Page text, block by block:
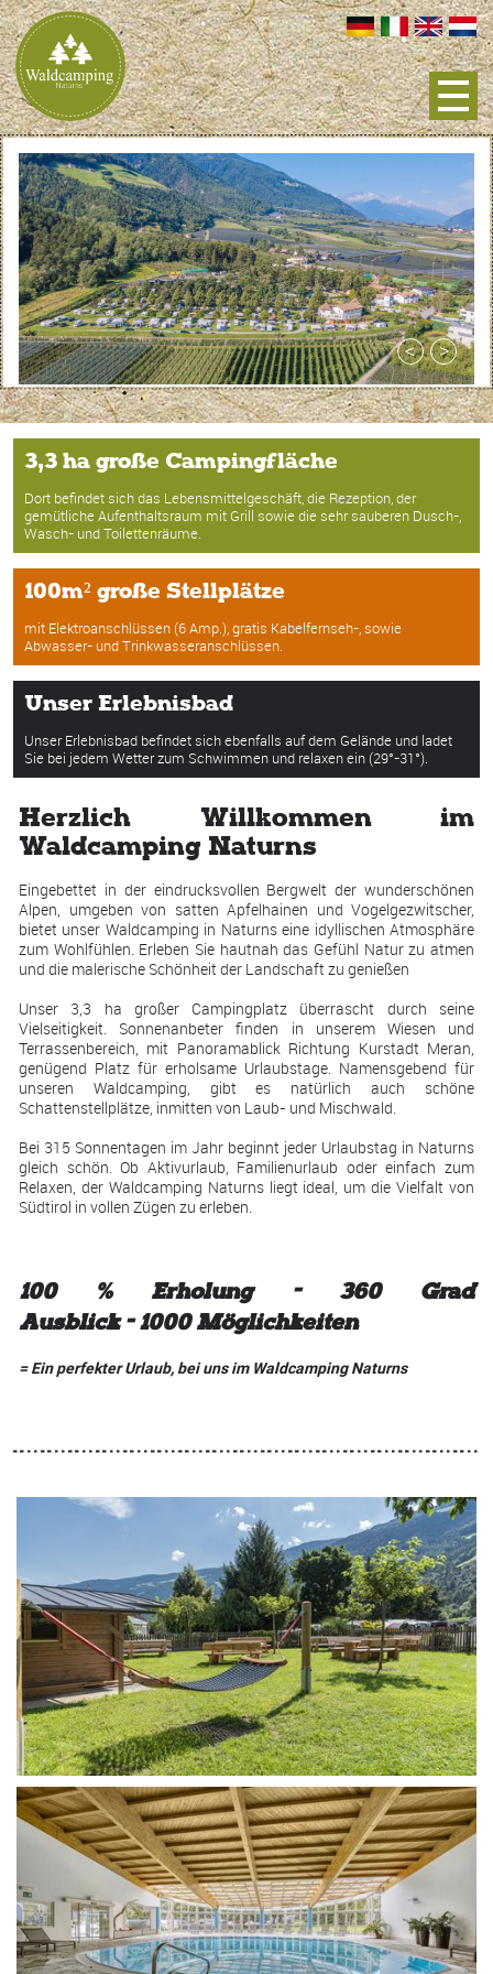
3,3 ha große Campingfläche
Dort befindet sich das Lebensmittelgeschäft, die Rezeption, der
gemütliche Aufenthaltsraum mit Grill sowie die sehr sauberen Dusch-,
Wasch- und Toilettenräume.
100m² große Stellplätze
mit Elektroanschlüssen (6 Amp.), gratis Kabelfernseh-, sowie
Abwasser- und Trinkwasseranschlüssen.
Unser Erlebnisbad
Unser Erlebnisbad befindet sich ebenfalls auf dem Gelände und ladet
Sie bei jedem Wetter zum Schwimmen und relaxen ein (29°-31°).
Herzlich Willkommen im
Waldcamping Naturns
Eingebettet in der eindrucksvollen Bergwelt der wunderschönen
Alpen, umgeben von satten Apfelhainen und Vogelgezwitscher,
bietet unser Waldcamping in Naturns eine idyllischen Atmosphäre
zum Wohlfühlen. Erleben Sie hautnah das Gefühl Natur zu atmen
und die malerische Schönheit der Landschaft zu genießen
Unser 3,3 ha großer Campingplatz überrascht durch seine
Vielseitigkeit. Sonnenanbeter finden in unserem Wiesen und
Terrassenbereich, mit Panoramablick Richtung Kurstadt Meran,
genügend Platz für erholsame Urlaubstage. Namensgebend für
unseren Waldcamping, gibt es natürlich auch schöne
Schattenstellplätze, inmitten von Laub- und Mischwald.
Bei 315 Sonnentagen im Jahr beginnt jeder Urlaubstag in Naturns
gleich schön. Ob Aktivurlaub, Familienurlaub oder einfach zum
Relaxen, der Waldcamping Naturns liegt ideal, um die Vielfalt von
Südtirol in vollen Zügen zu erleben.
100 % Erholung - 360 Grad
Ausblick-1000 Möglichkeiten
= Einperfekter Urlaub, bei uns im Waldcamping Naturns